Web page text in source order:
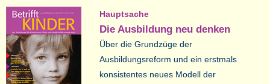
Hauptsache
Die Ausbildung neu denken
Über die Grundzüge der
Ausbildungsreform und ein erstmals
konsistentes neues Modell der